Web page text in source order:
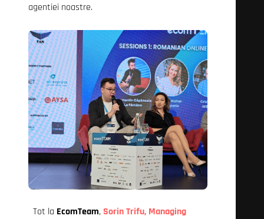
agentiei noastre.
Tot la EcomTeam, Sorin Trifu, Managing